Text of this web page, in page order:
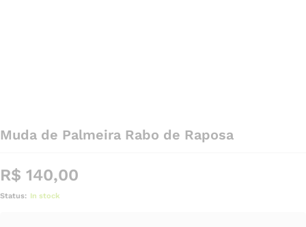
Muda de Palmeira Rabo de Raposa
R$ 140,00
Status: In stock